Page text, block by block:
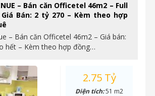
– Bán căn Officetel 46m2 – Full
Bán: 2 tỷ 270 – Kèm theo hợp
– Bán căn Officetel 46m2 – Giá bán:
hết – Kèm theo hợp đồng…
2.75 Tỷ
Diện tích:51 m2